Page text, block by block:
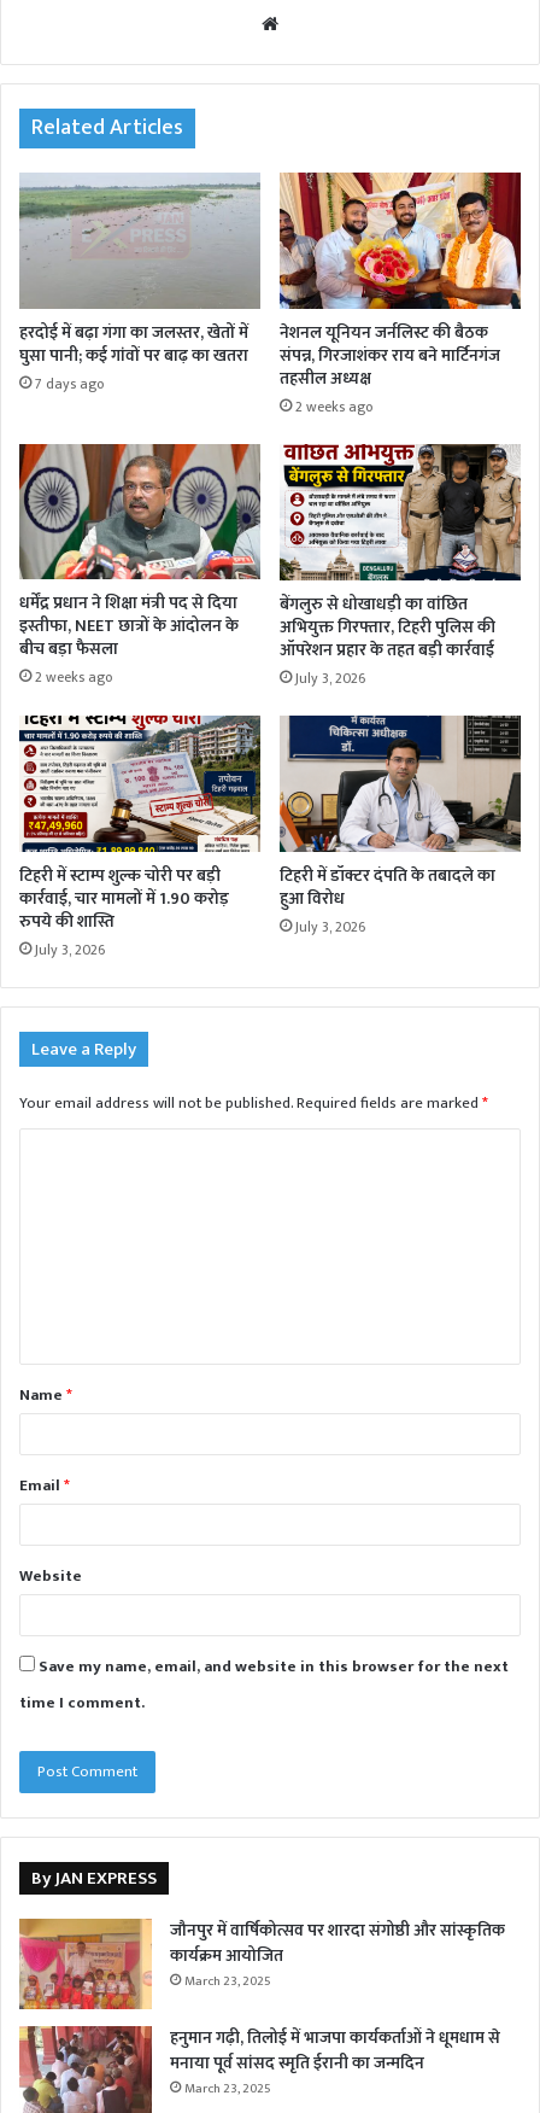
te
Related Articles
हरदोई में बढ़ा गंगा का जलस्तर, खेतों में
घुसा पानी; कई गांवों पर बाढ़ का खतरा
7 days ago
नेशनल यूनियन जर्नलिस्ट की बैठक
संपन्न, गिरजाशंकर राय बने मार्टिनगंज
तहसील अध्यक्ष
2 weeks ago
धर्मेंद्र प्रधान ने शिक्षा मंत्री पद से दिया
इस्तीफा, NEET छात्रों के आंदोलन के
बीच बड़ा फैसला
2 weeks ago
बेंगलुरु से धोखाधड़ी का वांछित
अभियुक्त गिरफ्तार, टिहरी पुलिस की
ऑपरेशन प्रहार के तहत बड़ी कार्रवाई
July 3, 2026
टिहरी में स्टाम्प शुल्क चोरी पर बड़ी
कार्रवाई, चार मामलों में 1.90 करोड़
रुपये की शास्ति
July 3, 2026
टिहरी में डॉक्टर दंपति के तबादले का
हुआ विरोध
July 3, 2026
Leave a Reply
Your email address will not be published.Required fields are marked*
t
*Name*
Email*
Website
Save my name, email, and website in this browser for the next
time I comment.
By JAN EXPRESS
जौनपुर में वार्षिकोत्सव पर शारदा संगोष्ठी और सांस्कृतिक
कार्यक्रम आयोजित
March 23, 2025
हनुमान गढ़ी, तिलोई में भाजपा कार्यकर्ताओं ने धूमधाम से
मनाया पूर्व सांसद स्मृति ईरानी का जन्मदिन
March 23, 2025